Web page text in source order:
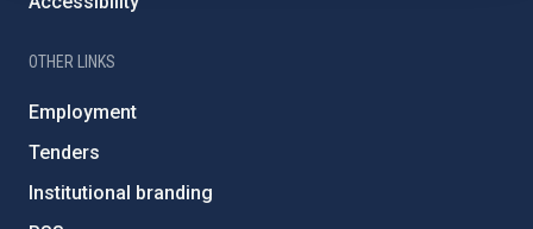
OTHER LINKS
Employment
Tenders
Institutional branding